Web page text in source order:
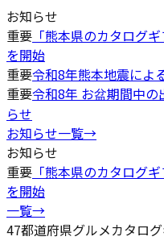
お知らせ
重要 「熊本県のカタログ
を開始
重要令和8年熊本地震によ
重要令和8年 お盆期間中
らせ
お知らせ一覧→
お知らせ
重要 「熊本県のカタログ
を開始
一覧→
47都道府県グルメカタロ